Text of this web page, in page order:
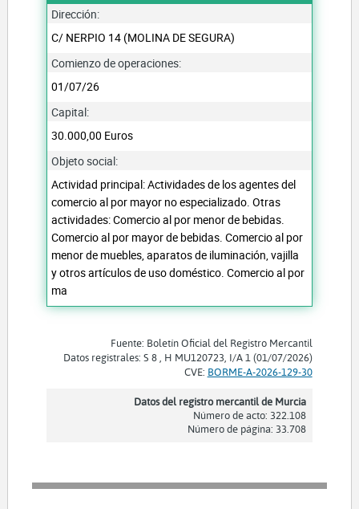
Dirección:
C/ NERPIO 14 (MOLINA DE SEGURA)
Comienzo de operaciones:
01/07/26
Capital:
30.000,00 Euros
Objeto social:
Actividad principal: Actividades de los agentes del
comercio al por mayor no especializado. Otras
actividades: Comercio al por menor de bebidas.
Comercio al por mayor de bebidas. Comercio al por
menor de muebles, aparatos de iluminación, vajilla
y otros artículos de uso doméstico. Comercio al por
ma
Fuente: Boletín Oficial del Registro Mercantil
Datos registrales: S 8 , H MU120723, I/A 1 (01/07/2026)
CVE: BORME-A-2026-129-30
Datos del registro mercantil de Murcia
Número de acto: 322.108
Número de página: 33.708